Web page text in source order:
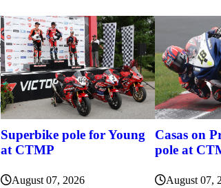
Superbike pole for Young
at CTMP
August 07, 2026
Casas on
pole at
August 07,